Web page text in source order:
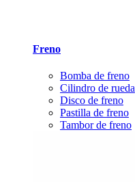
Freno
Bomba de freno
Cilindro de rueda
Disco de freno
Pastilla de freno
Tambor de freno